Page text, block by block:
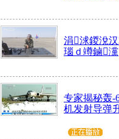
涓浗鍐涗
瑙ｄ竴鏀灙
专家揭秘轰-
机发射导弹